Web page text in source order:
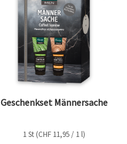
Geschenkset Männersache
1 St (CHF 11,95 / 1 l)